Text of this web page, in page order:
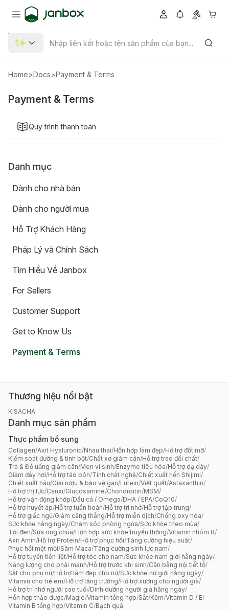
Home>Docs>Payment & Terms
Danh mục
Dành cho nhà bán
Dành cho người mua
Hỗ Trợ Khách Hàng
Pháp Lý và Chính Sách
Tìm Hiểu Về Janbox
For Sellers
Customer Support
Get to Know Us
Payment & Terms
Payment & Terms
Quy trình thanh toán
Thương hiệu nổi bật
KISACHA
Danh mục sản phẩm
Thực phẩm bổ sung
Collagen/Axit Hyaluronic/Nhau thai/Hỗn hợp làm đẹp/Hỗ trợ đốt mỡ/
Kiểm soát đường & tinh bột/Chất xơ giảm cân/Hỗ trợ trao đổi chất/
Trà & Đồ uống giảm cân/Men vi sinh/Enzyme tiêu hóa/Hỗ trợ dạ dày/
Giảm đầy hơi/Hỗ trợ táo bón/Tinh chất nghệ/Chiết xuất hến Shijimi/
Chiết xuất hàu/Giải rượu & bảo vệ gan/Lutein/Việt quất/Astaxanthin/
Hỗ trợ thị lực/Canxi/Glucosamine/Chondroitin/MSM/
Hỗ trợ vận động khớp/Dầu cá / Omega/DHA / EPA/CoQ10/
Hỗ trợ huyết áp/Hỗ trợ tuần hoàn/Hỗ trợ trí nhớ/Hỗ trợ tập trung/
Hỗ trợ giấc ngủ/Giảm căng thẳng/Hỗ trợ miễn dịch/Chống oxy hóa/
Sức khỏe hằng ngày/Chăm sóc phòng ngừa/Sức khỏe theo mùa/
Tỏi đen/Sữa ong chúa/Hỗn hợp sức khỏe truyền thống/Vitamin nhóm B/
Axit Amin/Hỗ trợ Protein/Hỗ trợ phục hồi/Tăng cường hiệu suất/
Phục hồi mệt mỏi/Sâm Maca/Tăng cường sinh lực nam/
Hỗ trợ tuyến tiền liệt/Hỗ trợ tóc cho nam/Sức khỏe nam giới hằng ngày/
Năng lượng cho phái mạnh/Hỗ trợ trước khi sinh/Cân bằng nội tiết tố/
Sắt cho phụ nữ/Hỗ trợ làm đẹp cho nữ/Sức khỏe nữ giới hằng ngày/
Vitamin cho trẻ em/Hỗ trợ tăng trưởng/Hỗ trợ xương cho người già/
Hỗ trợ trí nhớ người cao tuổi/Dinh dưỡng người già hằng ngày/
Hỗn hợp thảo dược/Magie/Vitamin tổng hợp/Sắt/Kẽm/Vitamin D / E/
Vitamin B tổng hợp/Vitamin C/Bạch quả